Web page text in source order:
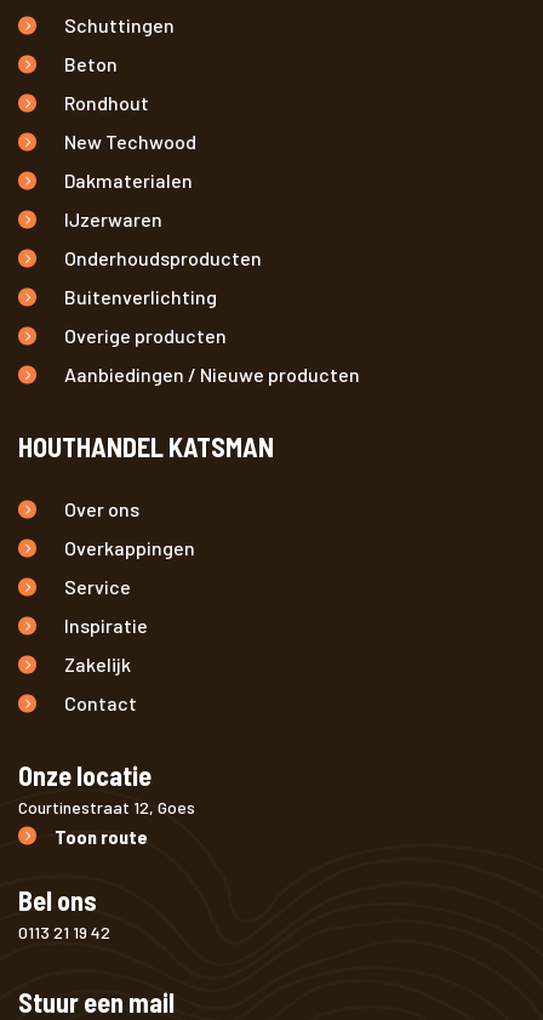
Schuttingen
Beton
Rondhout
New Techwood
Dakmaterialen
IJzerwaren
Onderhoudsproducten
Buitenverlichting
Overige producten
Aanbiedingen / Nieuwe producten
HOUTHANDEL KATSMAN
Over ons
Overkappingen
Service
Inspiratie
Zakelijk
Contact
Onze locatie
Courtinestraat 12, Goes
Toon route
Bel ons
0113 21 19 42
Stuur een mail